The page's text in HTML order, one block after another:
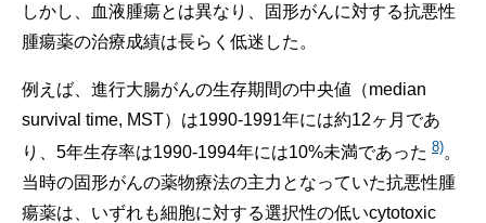
しかし、血液腫瘍とは異なり、固形がんに対する抗悪性
腫瘍薬の治療成績は長らく低迷した。
例えば、進行大腸がんの生存期間の中央値（median
survival time, MST）は1990-1991年には約12ヶ月であ
り、5年生存率は1990-1994年には10%未満であった 8)。
当時の固形がんの薬物療法の主力となっていた抗悪性腫
瘍薬は、いずれも細胞に対する選択性の低いcytotoxic